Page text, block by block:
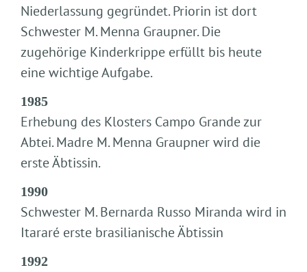
Niederlassung gegründet. Priorin ist dort
Schwester M. Menna Graupner. Die
zugehörige Kinderkrippe erfüllt bis heute
eine wichtige Aufgabe.
1985
Erhebung des Klosters Campo Grande zur
Abtei. Madre M. Menna Graupner wird die
erste Äbtissin.
1990
Schwester M. Bernarda Russo Miranda wird in
Itararé erste brasilianische Äbtissin
1992